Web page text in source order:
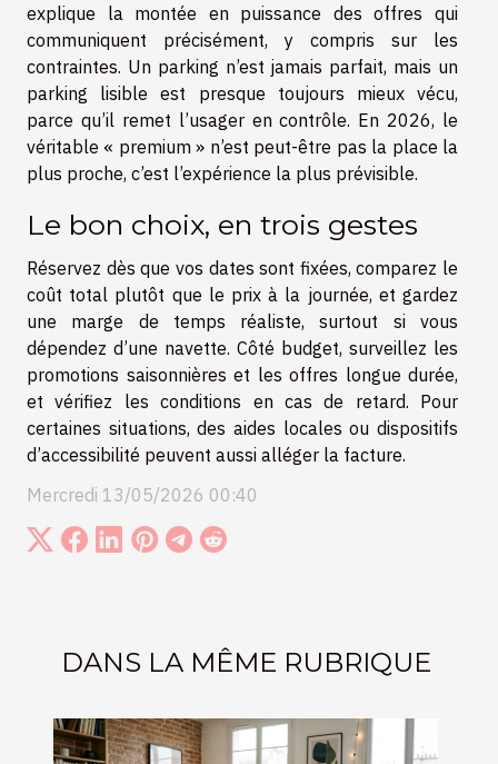
explique la montée en puissance des offres qui
communiquent précisément, y compris sur les
contraintes. Un parking n’est jamais parfait, mais un
parking lisible est presque toujours mieux vécu,
parce qu’il remet l’usager en contrôle. En 2026, le
véritable « premium » n’est peut-être pas la place la
plus proche, c’est l’expérience la plus prévisible.
Le bon choix, en trois gestes
Réservez dès que vos dates sont fixées, comparez le
coût total plutôt que le prix à la journée, et gardez
une marge de temps réaliste, surtout si vous
dépendez d’une navette. Côté budget, surveillez les
promotions saisonnières et les offres longue durée,
et vérifiez les conditions en cas de retard. Pour
certaines situations, des aides locales ou dispositifs
d’accessibilité peuvent aussi alléger la facture.
Mercredi 13/05/2026 00:40
DANS LA MÊME RUBRIQUE